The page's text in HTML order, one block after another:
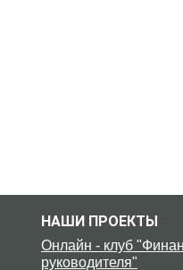
НАШИ ПРОЕКТЫ
Онлайн - клуб
руководителя"